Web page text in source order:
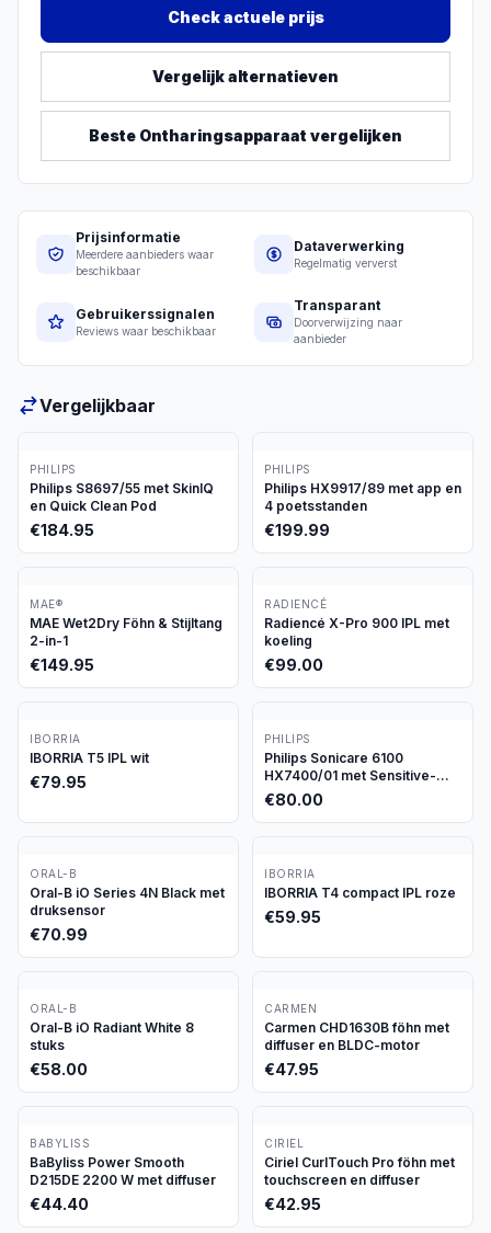
Check actuele prijs
Vergelijk alternatieven
Beste Ontharingsapparaat vergelijken
Prijsinformatie
Meerdere aanbieders waar
beschikbaar
Dataverwerking
Regelmatig ververst
Gebruikerssignalen
Reviews waar beschikbaar
Transparant
Doorverwijzing naar
aanbieder
Vergelijkbaar
PHILIPS
Philips S8697/55 met SkinIQ
en Quick Clean Pod
€184.95
PHILIPS
Philips HX9917/89 met app en
4 poetsstanden
€199.99
MAE®
MAE Wet2Dry Föhn & Stijltang
2-in-1
€149.95
RADIENCÉ
Radiencé X-Pro 900 IPL met
koeling
€99.00
IBORRIA
IBORRIA T5 IPL wit
€79.95
PHILIPS
Philips Sonicare 6100
HX7400/01 met Sensitive-
stand
€80.00
ORAL-B
Oral-B iO Series 4N Black met
druksensor
€70.99
IBORRIA
IBORRIA T4 compact IPL roze
€59.95
ORAL-B
Oral-B iO Radiant White 8
stuks
€58.00
CARMEN
Carmen CHD1630B föhn met
diffuser en BLDC-motor
€47.95
BABYLISS
BaByliss Power Smooth
D215DE 2200 W met diffuser
€44.40
CIRIEL
Ciriel CurlTouch Pro föhn met
touchscreen en diffuser
€42.95